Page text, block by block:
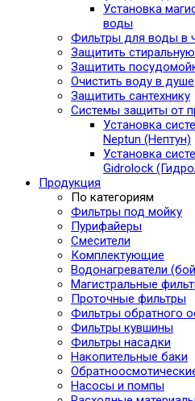
Установка
воды
Фильтры для воды в
Защитить
Защитить
Очистить воду в душе
Защитить сантехнику
Системы защиты от
Установка
Neptun (Нептун)
Установка
Gidrolock
Продукция
По категориям
Фильтры под мойку
Пурифайеры
Смесители
Комплектующие
Водонагреватели
Магистральные
Проточные фильтры
Фильтры обратного
Фильтры кувшины
Фильтры насадки
Накопительные баки
Насосы и помпы